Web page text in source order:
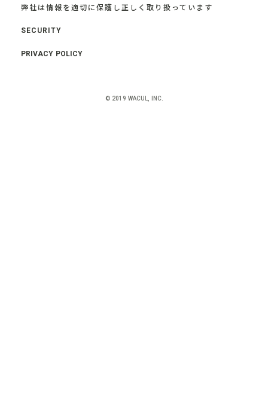
弊社は情報を適切に保護し正しく取り扱っています
PRIVACY POLICY
SECURITY
© 2019 WACUL, INC.